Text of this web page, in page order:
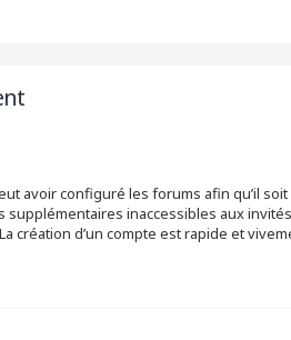
avoir configuré les forums afin qu’il
inaccessibles aux
création d’un compte est rapide et